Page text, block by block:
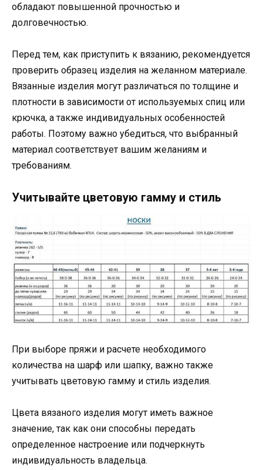
обладают повышенной прочностью и
долговечностью.
Перед тем, как приступить к вязанию, рекомендуется
проверить образец изделия на желанном материале.
Вязанные изделия могут различаться по толщине и
плотности в зависимости от используемых спиц или
крючка, а также индивидуальных особенностей
работы. Поэтому важно убедиться, что выбранный
материал соответствует вашим желаниям и
требованиям.
Учитывайте цветовую гамму и стиль
При выборе пряжи и расчете необходимого
количества на шарф или шапку, важно также
учитывать цветовую гамму и стиль изделия.
Цвета вязаного изделия могут иметь важное
значение, так как они способны передать
определенное настроение или подчеркнуть
индивидуальность владельца.